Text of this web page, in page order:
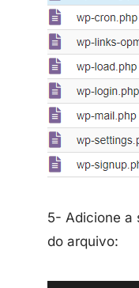
5- Adicione a
do arquivo: